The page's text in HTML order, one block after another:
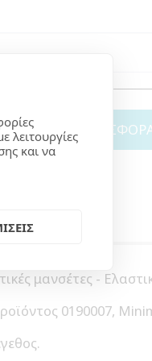
ΖΗΤΉΣΤΕ
μανσέτες -
0190007,
λειτουργίες
και να